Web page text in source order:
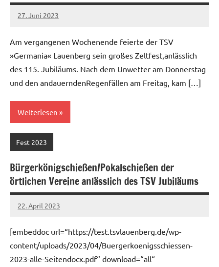
27. Juni 2023
Jens
Am vergangenen Wochenende feierte der TSV
»Germania« Lauenberg sein großes Zeltfest,anlässlich
des 115. Jubiläums. Nach dem Unwetter am Donnerstag
und den andauerndenRegenfällen am Freitag, kam […]
Weiterlesen
Fest 2023
Bürgerkönigschießen/Pokalschießen der
örtlichen Vereine anlässlich des TSV Jubiläums
22. April 2023
Jens
[embeddoc url=“https://test.tsvlauenberg.de/wp-
content/uploads/2023/04/Buergerkoenigsschiessen-
2023-alle-Seitendocx.pdf“ download=“all“